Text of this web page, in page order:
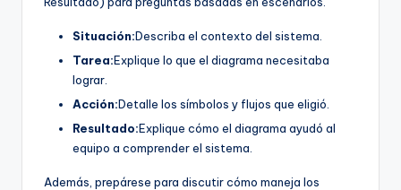
Situación:Describa el contexto del sistema.
Tarea:Explique lo que el diagrama necesitaba
lograr.
Acción:Detalle los símbolos y flujos que eligió.
Resultado:Explique cómo el diagrama ayudó al
equipo a comprender el sistema.
Además, prepárese para discutir cómo maneja los